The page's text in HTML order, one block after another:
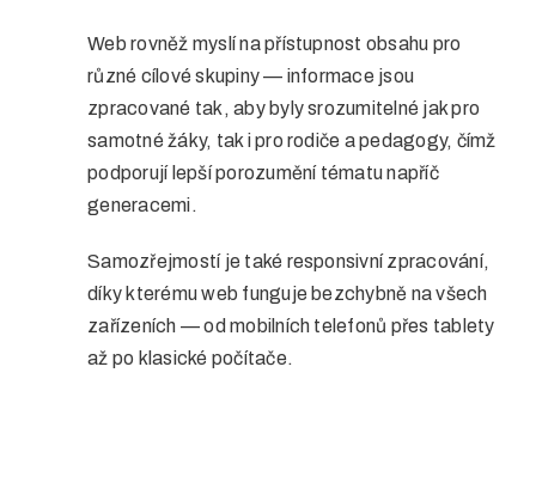
Web rovněž myslí na přístupnost obsahu pro
různé cílové skupiny — informace jsou
zpracované tak, aby byly srozumitelné jak pro
samotné žáky, tak i pro rodiče a pedagogy, čímž
podporují lepší porozumění tématu napříč
generacemi.
Samozřejmostí je také responsivní zpracování,
díky kterému web funguje bezchybně na všech
zařízeních — od mobilních telefonů přes tablety
až po klasické počítače.